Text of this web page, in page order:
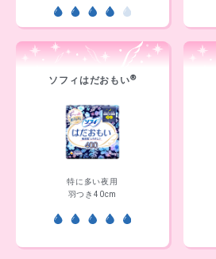
ソフィはだおもい®
特に多い夜用
羽つき40cm